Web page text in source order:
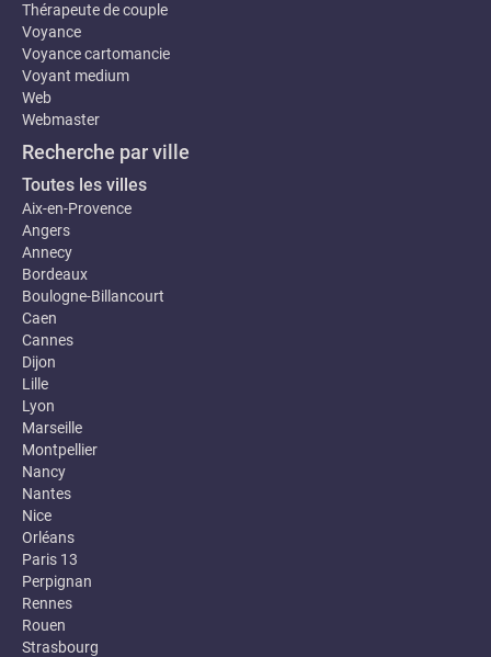
Thérapeute de couple
Voyance
Voyance cartomancie
Voyant medium
Web
Webmaster
Recherche par ville
Toutes les villes
Aix-en-Provence
Angers
Annecy
Bordeaux
Boulogne-Billancourt
Caen
Cannes
Dijon
Lille
Lyon
Marseille
Montpellier
Nancy
Nantes
Nice
Orléans
Paris 13
Perpignan
Rennes
Rouen
Strasbourg